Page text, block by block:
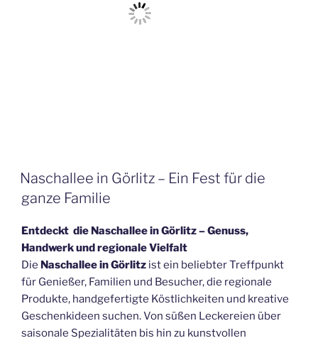
Naschallee in Görlitz – Ein Fest für die
ganze Familie
Entdeckt die Naschallee in Görlitz – Genuss,
Handwerk und regionale Vielfalt
Die Naschallee in Görlitz ist ein beliebter Treffpunkt
für Genießer, Familien und Besucher, die regionale
Produkte, handgefertigte Köstlichkeiten und kreative
Geschenkideen suchen. Von süßen Leckereien über
saisonale Spezialitäten bis hin zu kunstvollen